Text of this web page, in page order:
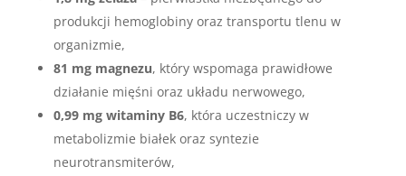
produkcji hemoglobiny oraz transportu tlenu w
organizmie,
81 mg magnezu, który wspomaga prawidłowe
działanie mięśni oraz układu nerwowego,
0,99 mg witaminy B6, która uczestniczy w
metabolizmie białek oraz syntezie
neurotransmiterów,